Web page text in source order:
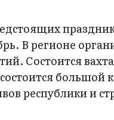
В регионе
Состоится
большой
республики и